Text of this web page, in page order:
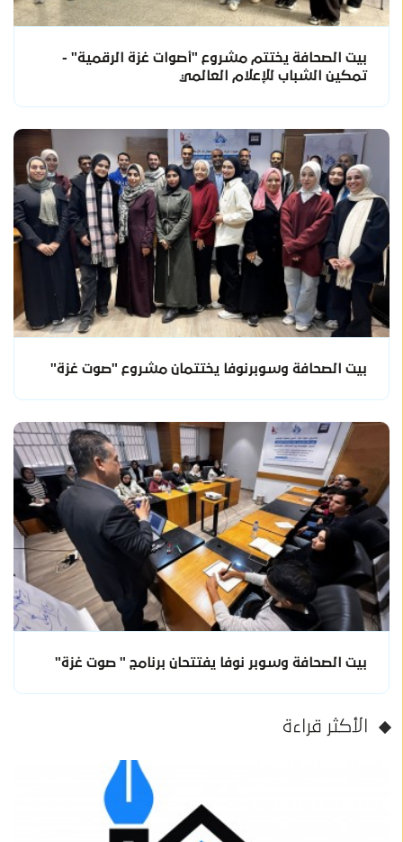
بيت الصحافة يختتم مشروع "أصوات غزة الرقمية" -
تمكين الشباب للإعلام العالمي
بيت الصحافة وسوبرنوفا يختتمان مشروع "صوت غزة"
بيت الصحافة وسوبر نوفا يفتتحان برنامج " صوت غزة"
الأكثر قراءة